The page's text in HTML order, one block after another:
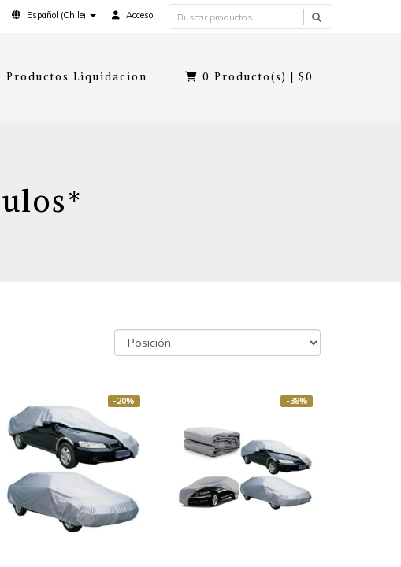
Español (Chile) Acceso
Productos Liquidacion 0 Producto(s) |$0
-20% -38%